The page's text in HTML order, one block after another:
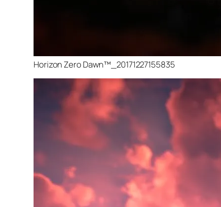
Horizon Zero Dawn™_20171227155835